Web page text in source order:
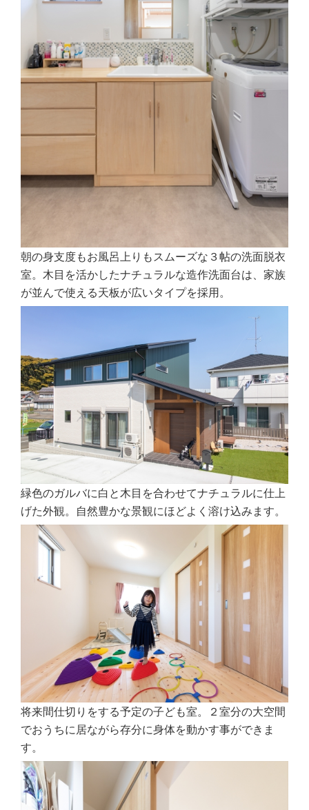
朝の身支度もお風呂上りもスムーズな３帖の洗面脱衣
室。木目を活かしたナチュラルな造作洗面台は、家族
が並んで使える天板が広いタイプを採用。
緑色のガルバに白と木目を合わせてナチュラルに仕上
げた外観。自然豊かな景観にほどよく溶け込みます。
将来間仕切りをする予定の子ども室。２室分の大空間
でおうちに居ながら存分に身体を動かす事ができま
す。